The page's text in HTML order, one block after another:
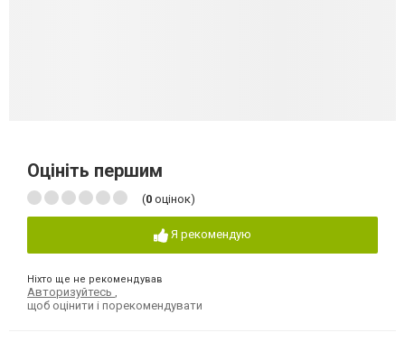
Оцініть першим
(0 оцінок)
Я рекомендую
Ніхто ще не рекомендував
Авторизуйтесь
щоб оцінити і порекомендувати